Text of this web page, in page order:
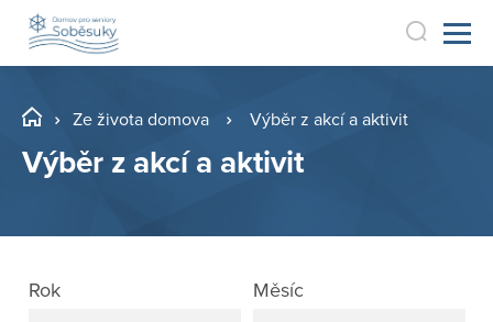
Ze života domova Výběr z akcí a aktivit
Výběr z akcí a aktivit
Rok
Měsíc